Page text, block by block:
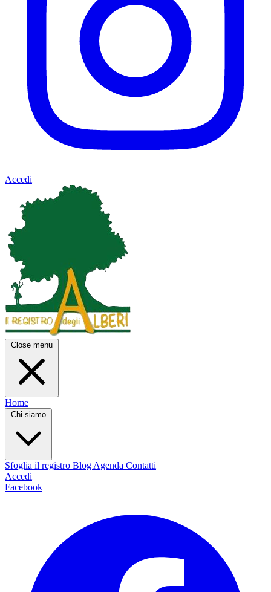
Accedi
Close menu
Home
Chi siamo
Sfoglia il registro Blog Agenda Contatti
Accedi
Facebook